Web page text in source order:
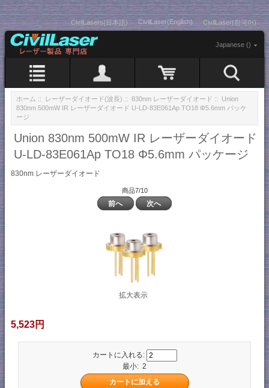
CivilLasers(日本語) CivilLaser(English) CivilLaser(한국어)
Japanese ()
ホーム :: レーザーダイオード(波長) :: 830nm レーザーダイオード :: Union
830nm 500mW IR レーザーダイオード U-LD-83E061Ap TO18 Φ5.6mm パッケ
ージ
Union 830nm 500mW IR レーザーダイオード
U-LD-83E061Ap TO18 Φ5.6mm パッケージ
830nm レーザーダイオード
商品7/10
前へ 次へ
拡大表示
5,523円
カートに入れる:
最小: 2